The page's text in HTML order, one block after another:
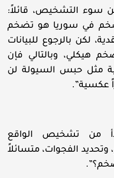
سوء التشخيص، قائلاً:
في سوريا هو تضخم
لكن بالرجوع للبيانات
هيكلي، وبالتالي فإن
مثل حبس السيولة لن
عكسية”.
من تشخيص الواقع
الفجوات، متسائلاً